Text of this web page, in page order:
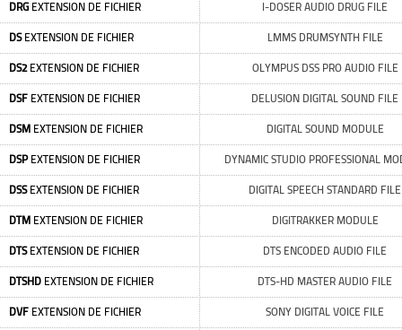
DRG EXTENSION DE FICHIER I-DOSER AUDIO DRUG FILE
DSEXTENSION DE FICHIER LMMS DRUMSYNTH FILE
DS2EXTENSION DE FICHIER OLYMPUS DSS PRO AUDIO FILE
DSF EXTENSION DE FICHIER DELUSION DIGITAL SOUND FILE
DSM EXTENSION DE FICHIER DIGITAL SOUND MODULE
DSPEXTENSION DE FICHIER DYNAMIC STUDIO PROFESSIONAL
DSSEXTENSION DE FICHIER DIGITAL SPEECH STANDARD FILE
DTM EXTENSION DE FICHIER DIGITRAKKER MODULE
DTSEXTENSION DE FICHIER DTS ENCODED AUDIO FILE
DTSHD EXTENSION DE FICHIER DTS-HD MASTER AUDIO FILE
DVF EXTENSION DE FICHIER SONY DIGITAL VOICE FILE